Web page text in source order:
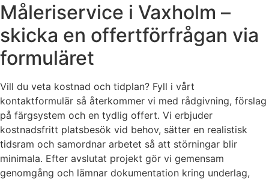
Måleriservice i Vaxholm –
skicka en offertförfrågan via
formuläret
Vill du veta kostnad och tidplan? Fyll i vårt
kontaktformulär så återkommer vi med rådgivning, förslag
på färgsystem och en tydlig offert. Vi erbjuder
kostnadsfritt platsbesök vid behov, sätter en realistisk
tidsram och samordnar arbetet så att störningar blir
minimala. Efter avslutat projekt gör vi gemensam
genomgång och lämnar dokumentation kring underlag,